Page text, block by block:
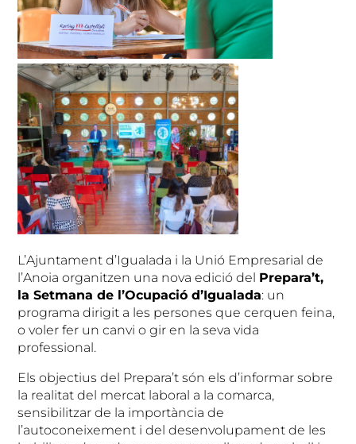
L’Ajuntament d’Igualada i la Unió Empresarial de
l’Anoia organitzen una nova edició del Prepara’t,
la Setmana de l’Ocupació d’Igualada: un
programa dirigit a les persones que cerquen feina,
o voler fer un canvi o gir en la seva vida
professional.
Els objectius del Prepara’t són els d’informar sobre
la realitat del mercat laboral a la comarca,
sensibilitzar de la importància de
l’autoconeixement i del desenvolupament de les